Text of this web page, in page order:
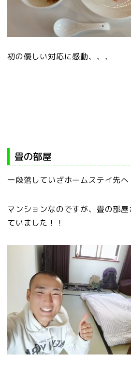
初の優しい対応に感動、、、
畳の部屋
一段落していざホームステイ先へ
マンションなのですが、畳の部
ていました！！